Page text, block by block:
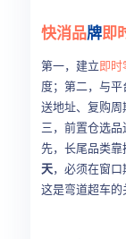
快消品牌即
第一，建立 即时
度；第二，与
送地址、复购
三，前置仓选
先，长尾品类
天，必须在窗口
这是弯道超车的